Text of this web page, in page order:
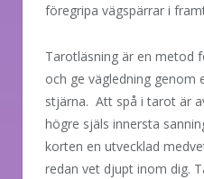
föregripa vägspärrar i
Tarotläsning är en metod
och ge vägledning genom
stjärna. Att spå i tarot är
högre själs innersta
korten en utvecklad
redan vet djupt inom dig.